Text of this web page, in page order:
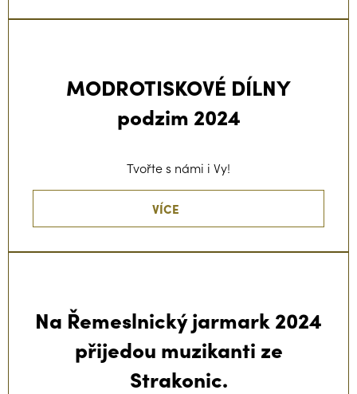
MODROTISKOVÉ DÍLNY
podzim 2024
Tvořte s námi i Vy!
VÍCE
Na Řemeslnický jarmark 2024
přijedou muzikanti ze
Strakonic.